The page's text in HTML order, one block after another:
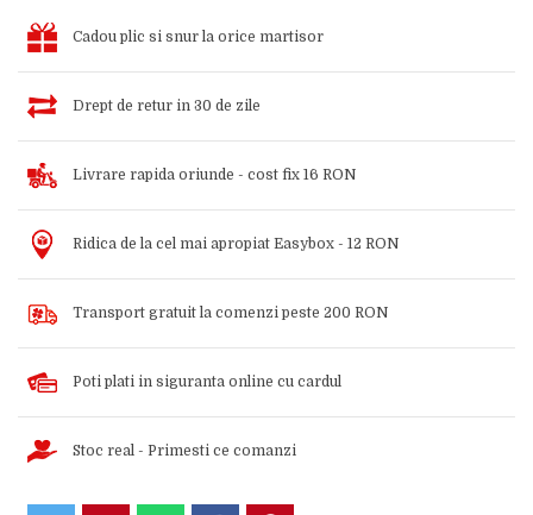
Cadou plic si snur la orice martisor
Drept de retur in 30 de zile
Livrare rapida oriunde - cost fix 16 RON
Ridica de la cel mai apropiat Easybox - 12 RON
Transport gratuit la comenzi peste 200 RON
Poti plati in siguranta online cu cardul
Stoc real - Primesti ce comanzi